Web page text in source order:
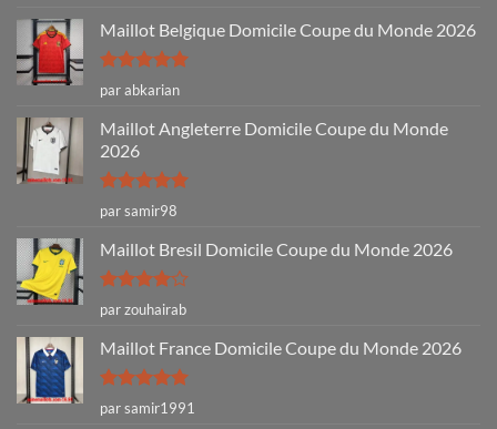
sur 5
Maillot Belgique Domicile Coupe du Monde 2026
Note5sur
5
par abkarian
Maillot Angleterre Domicile Coupe du Monde
2026
Note5sur
5
par samir98
Maillot Bresil Domicile Coupe du Monde 2026
Note4
sur 5
par zouhairab
Maillot France Domicile Coupe du Monde 2026
Note5sur
5
par samir1991